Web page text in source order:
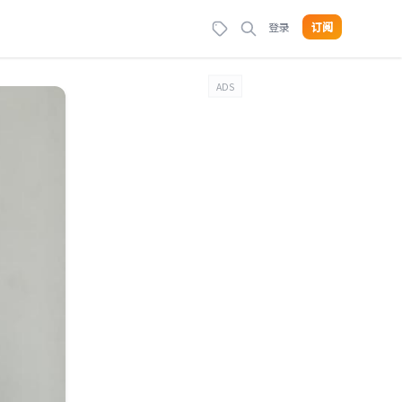
登录 订阅
ADS